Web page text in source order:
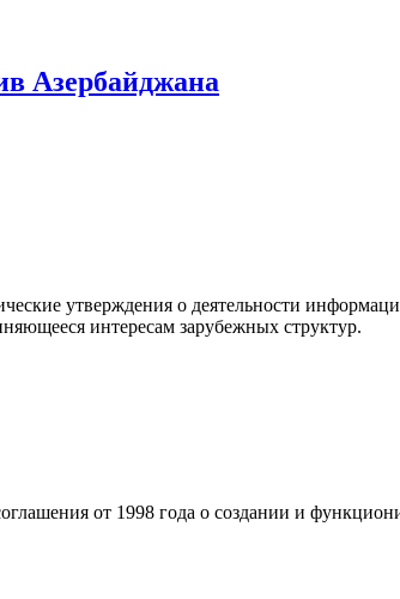
Азербайджана
утверждения о деятельности
интересам зарубежных структур.
от 1998 года о создании и